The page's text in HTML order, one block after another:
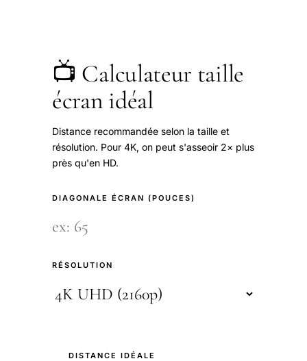
📺 Calculateur taille
écran idéal
Distance recommandée selon la taille et
résolution. Pour 4K, on peut s'asseoir 2× plus
près qu'en HD.
DIAGONALE ÉCRAN (POUCES)
RÉSOLUTION
DISTANCE IDÉALE